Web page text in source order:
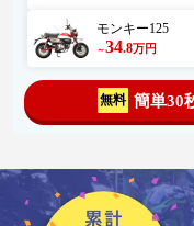
モンキー125
～34.8万円
無料 簡単30